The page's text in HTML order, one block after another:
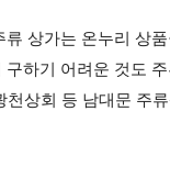
류 상가는 온누리 상
구하기 어려운 것도
천상회 등 남대문 주